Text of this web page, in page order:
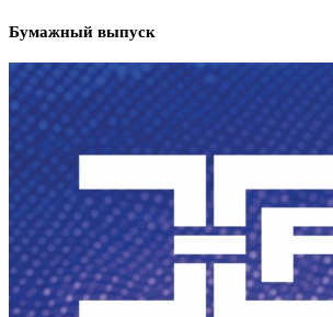
Бумажный выпуск